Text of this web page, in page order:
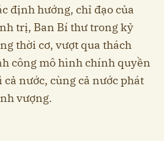
định hướng, chỉ đạo của
trị, Ban Bí thư trong kỷ
thời cơ, vượt qua thách
công mô hình chính quyền
nước, cùng cả nước phát
vượng.